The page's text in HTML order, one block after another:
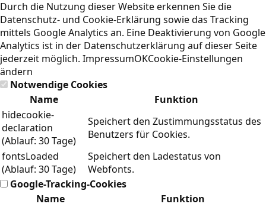
Durch die Nutzung dieser Website erkennen Sie die
Datenschutz- und Cookie-Erklärung sowie das Tracking
mittels Google Analytics an. Eine Deaktivierung von Google
Analytics ist in der Datenschutzerklärung auf dieser Seite
jederzeit möglich. ImpressumOKCookie-Einstellungen
ändern
Notwendige Cookies
Name
Funktion
hidecookie-
declaration
(Ablauf: 30 Tage)
Speichert den Zustimmungsstatus des
Benutzers für Cookies.
fontsLoaded
(Ablauf: 30 Tage)
Speichert den Ladestatus von
Webfonts.
Google-Tracking-Cookies
Name
Funktion